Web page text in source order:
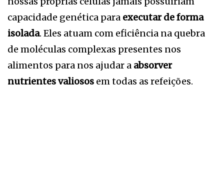
capacidade genética para executar de forma
isolada. Eles atuam com eficiência na quebra
de moléculas complexas presentes nos
alimentos para nos ajudar a absorver
nutrientes valiosos em todas as refeições.